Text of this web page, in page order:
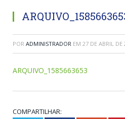
POR ADMINISTRADOR EM 27 DE ABRIL DE
ARQUIVO_1585663653
COMPARTILHAR: